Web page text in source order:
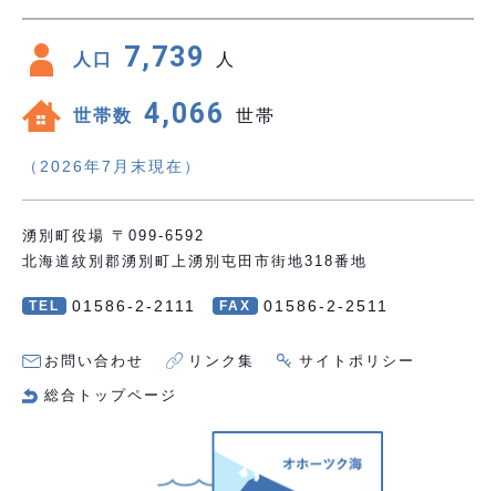
人口 7,739 人
世帯数 4,066 世帯
（2026年7月末現在）
湧別町役場 〒099-6592
北海道紋別郡湧別町上湧別屯田市街地318番地
TEL 01586-2-2111 FAX 01586-2-2511
お問い合わせ リンク集 サイトポリシー
総合トップページ